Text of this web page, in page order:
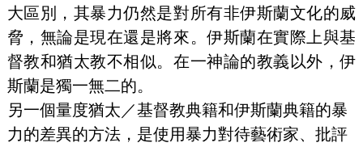
大區別，其暴力仍然是對所有非伊斯蘭文化的威
脅，無論是現在還是將來。伊斯蘭在實際上與基
督教和猶太教不相似。在一神論的教義以外，伊
斯蘭是獨一無二的。
另一個量度猶太／基督教典籍和伊斯蘭典籍的暴
力的差異的方法，是使用暴力對待藝術家、批評